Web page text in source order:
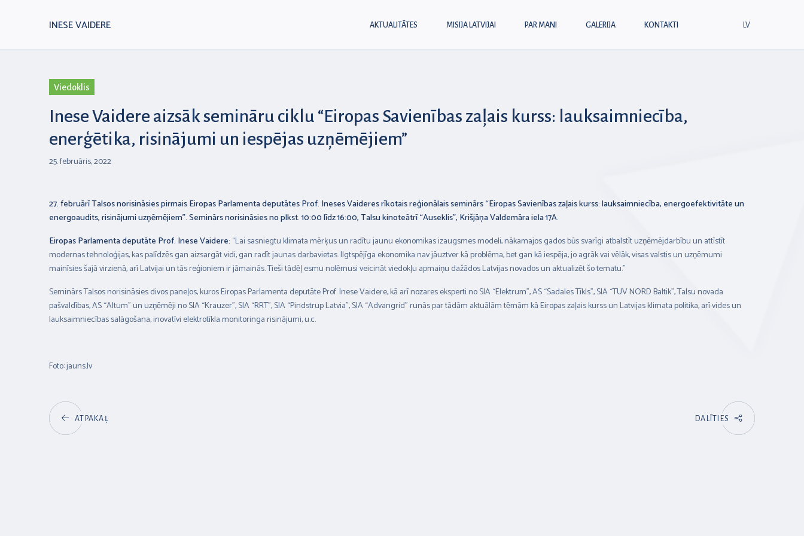
INESE VAIDERE AKTUALITĀTES MISIJA LATVIJAI PAR MANI GALERIJA KONTAKTI LV
Viedoklis
Inese Vaidere aizsāk semināru ciklu “Eiropas Savienības zaļais kurss: lauksaimniecība,
enerģētika, risinājumi un iespējas uzņēmējiem”
25. februāris, 2022
27. februārī Talsos norisināsies pirmais Eiropas Parlamenta deputātes Prof. Ineses Vaideres rīkotais reģionālais seminārs “Eiropas Savienības zaļais kurss: lauksaimniecība, energoefektivitāte un
energoaudits, risinājumi uzņēmējiem”. Seminārs norisināsies no plkst. 10:00 līdz 16:00,Talsu kinoteātrī “Auseklis”, Krišjāņa Valdemāra iela 17A.
Eiropas Parlamenta deputāte Prof. Inese Vaidere: “Lai sasniegtu klimata mērķus un radītu jaunu ekonomikas izaugsmes modeli, nākamajos gados būs svarīgi atbalstīt uzņēmējdarbību un attīstīt
modernas tehnoloģijas, kas palīdzēs gan aizsargāt vidi, gan radīt jaunas darbavietas. Ilgtspējīga ekonomika nav jāuztver kā problēma, bet gan kā iespēja, jo agrāk vai vēlāk, visas valstis un uzņēmumi
mainīsies šajā virzienā, arī Latvijai un tās reģioniem ir jāmainās. Tieši tādēļ esmu nolēmusi veicināt viedokļu apmaiņu dažādos Latvijas novados un aktualizēt šo tematu.”
Seminārs Talsos norisināsies divos paneļos, kuros Eiropas Parlamenta deputāte Prof. Inese Vaidere, kā arī nozares eksperti no SIA “Elektrum”, AS “Sadales Tīkls”, SIA “TUV NORD Baltik”, Talsu novada
pašvaldības, AS “Altum” un uzņēmēji no SIA “Krauzer”, SIA “RRT”, SIA “Pindstrup Latvia”, SIA “Advangrid” runās par tādām aktuālām tēmām kā Eiropas zaļais kurss un Latvijas klimata politika, arī vides un
lauksaimniecības salāgošana, inovatīvi elektrotīkla monitoringa risinājumi, u.c.
Foto: jauns.lv
ATPAKAĻ DALĪTIES